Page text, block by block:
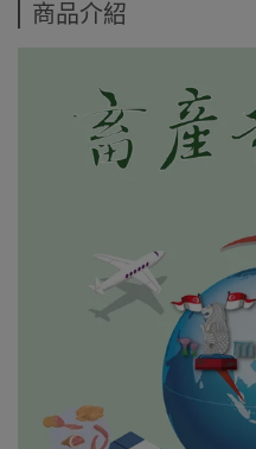
商品介紹